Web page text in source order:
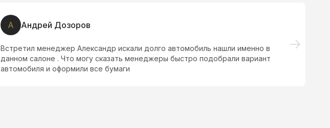
А Андрей Дозоров
Встретил менеджер Александр искали долго автомобиль нашли именно в
данном салоне . Что могу сказать менеджеры быстро подобрали вариант
автомобиля и оформили все бумаги